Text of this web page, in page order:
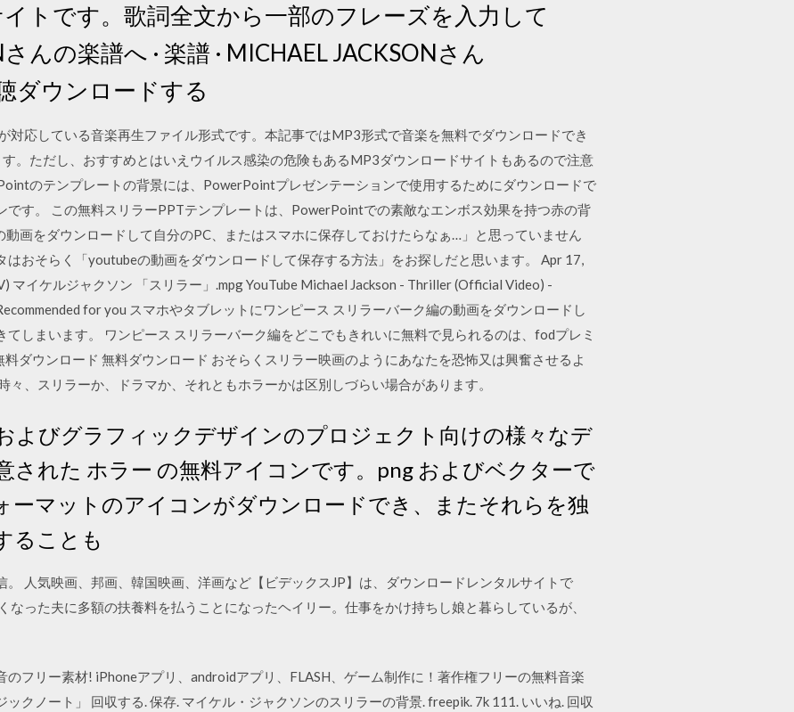
トです。歌詞全文から一部のフレーズを入力して
んの楽譜へ · 楽譜 · MICHAEL JACKSONさん
ダウンロードする
対応している音楽再生ファイル形式です。本記事ではMP3形式で音楽を無料でダウンロードでき
。ただし、おすすめとはいえウイルス感染の危険もあるMP3ダウンロードサイトもあるので注意
のテンプレートの背景には、PowerPointプレゼンテーションで使用するためにダウンロードで
です。 この無料スリラーPPTテンプレートは、PowerPointでの素敵なエンボス効果を持つ赤の背
動画をダウンロードして自分のPC、またはスマホに保存しておけたらなぁ…」と思っていません
はおそらく「youtubeの動画をダウンロードして保存する方法」をお探しだと思います。 Apr 17,
マイケルジャクソン 「スリラー」.mpg YouTube Michael Jackson - Thriller (Official Video) -
for you スマホやタブレットにワンピース スリラーバーク編の動画をダウンロードし
しまいます。 ワンピース スリラーバーク編をどこでもきれいに無料で見られるのは、fodプレミ
ダウンロード 無料ダウンロード おそらくスリラー映画のようにあなたを恐怖又は興奮させるよ
々、スリラーか、ドラマか、それともホラーかは区別しづらい場合があります。
よびグラフィックデザインのプロジェクト向けの様々なデ
された ホラー の無料アイコンです。png およびベクターで
ーマットのアイコンがダウンロードでき、またそれらを独
ることも
。 人気映画、邦画、韓国映画、洋画など【ビデックスJP】は、ダウンロードレンタルサイトで
なった夫に多額の扶養料を払うことになったヘイリー。仕事をかけ持ちし娘と暮らしているが、
フリー素材! iPhoneアプリ、androidアプリ、FLASH、ゲーム制作に！著作権フリーの無料音楽
クノート」 回収する. 保存. マイケル・ジャクソンのスリラーの背景. freepik. 7k 111. いいね. 回収